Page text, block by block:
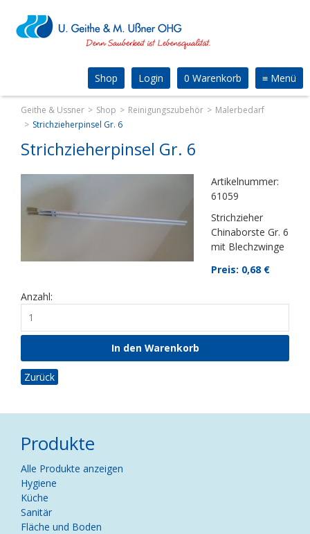
≡ Menü
0 Warenkorb
Login
Shop
Geithe & Ussner Shop Reinigungszubehör
Malerbedarf
Strichzieherpinsel Gr. 6
Strichzieherpinsel Gr. 6
Artikelnummer:
61059
Strichzieher
Chinaborste Gr. 6
mit Blechzwinge
Preis: 0,68 €
Anzahl:
Zurück
Produkte
Navigation
überspringen
Alle Produkte anzeigen
Hygiene
Küche
Sanitär
Fläche und Boden